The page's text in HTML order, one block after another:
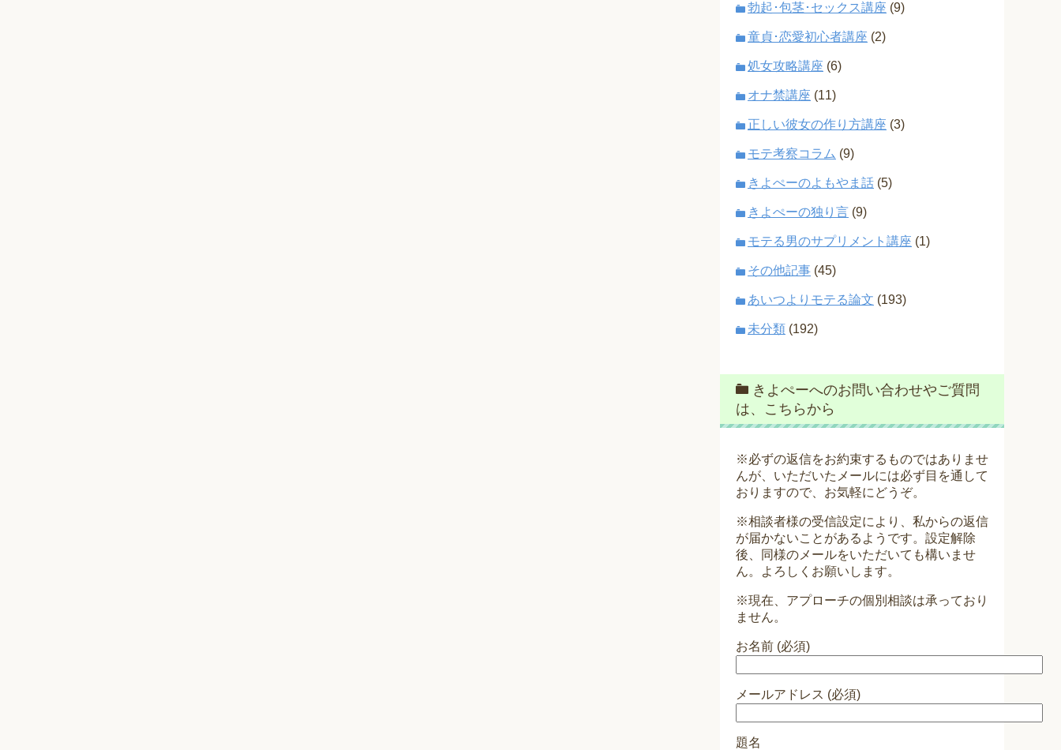
勃起･包茎･セックス講座 (9)
童貞･恋愛初心者講座 (2)
処女攻略講座 (6)
オナ禁講座 (11)
正しい彼女の作り方講座 (3)
モテ考察コラム (9)
きよぺーのよもやま話 (5)
きよぺーの独り言 (9)
モテる男のサプリメント講座 (1)
その他記事 (45)
あいつよりモテる論文 (193)
未分類 (192)
きよぺーへのお問い合わせやご質問
は、こちらから
※必ずの返信をお約束するものではありませ
んが、いただいたメールには必ず目を通して
おりますので、お気軽にどうぞ。
※相談者様の受信設定により、私からの返信
が届かないことがあるようです。設定解除
後、同様のメールをいただいても構いませ
ん。よろしくお願いします。
※現在、アプローチの個別相談は承っており
ません。
お名前 (必須)
メールアドレス (必須)
題名